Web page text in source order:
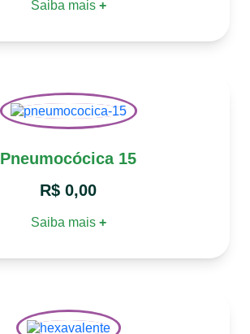
Saiba mais +
Pneumocócica 15
R$ 0,00
Saiba mais +